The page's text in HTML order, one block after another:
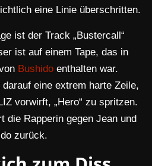
eine Linie überschritten.
ist der Track „Bustercall“
ist auf einem Tape, das in
Bushido enthalten war.
eine extrem harte Zeile,
vorwirft, „Hero“ zu spritzen.
die Rapperin gegen Jean und
zurück.